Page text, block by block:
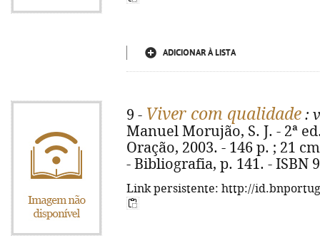
ADICIONAR À LISTA
9 - Viver com qualidade :
Manuel Morujão, S. J. - 2ª
Oração, 2003. - 146 p. ; 21
- Bibliografia, p. 141. - ISBN
Link persistente: http://